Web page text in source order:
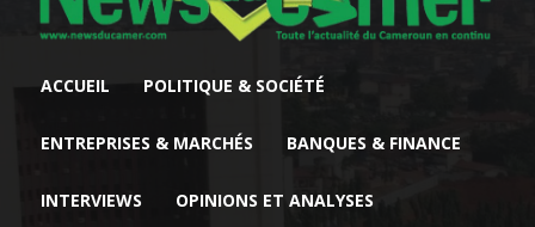
ACCUEIL POLITIQUE & SOCIÉTÉ
ENTREPRISES & MARCHÉS BANQUES & FINANCE
INTERVIEWS OPINIONS ET ANALYSES